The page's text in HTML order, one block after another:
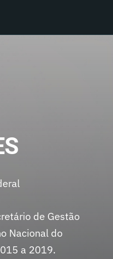
de Gestão
Nacional do
a 2019.